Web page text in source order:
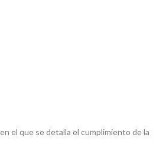
el que se detalla el cumplimiento de la